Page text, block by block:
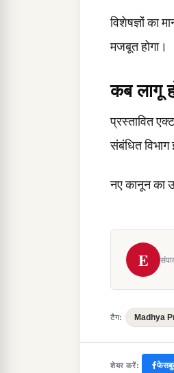
विशेषज्ञों का
मजबूत होगा।
कब लागू
प्रस्तावित
संबंधित
नए कानून का
E
टैग: Madhya
शेयर करें: